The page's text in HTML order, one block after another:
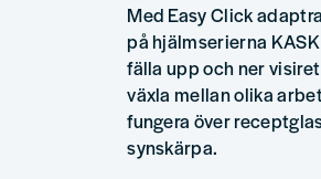
Med Easy Click
på hjälmserierna
fälla upp och ner
växla mellan olika
fungera över
synskärpa.